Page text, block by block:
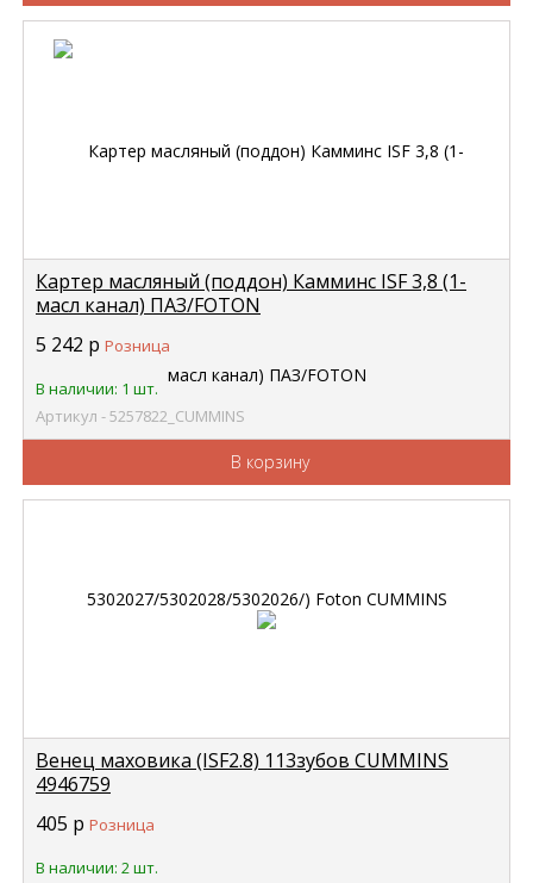
Картер масляный (поддон) Камминс ISF 3,8 (1-
масл канал) ПАЗ/FOTON
5257822
5 242 р Розница
В наличии: 1 шт.
Артикул - 5257822_CUMMINS
В корзину
Венец маховика (ISF2.8) 113зубов CUMMINS
4946759
405 р Розница
В наличии: 2 шт.